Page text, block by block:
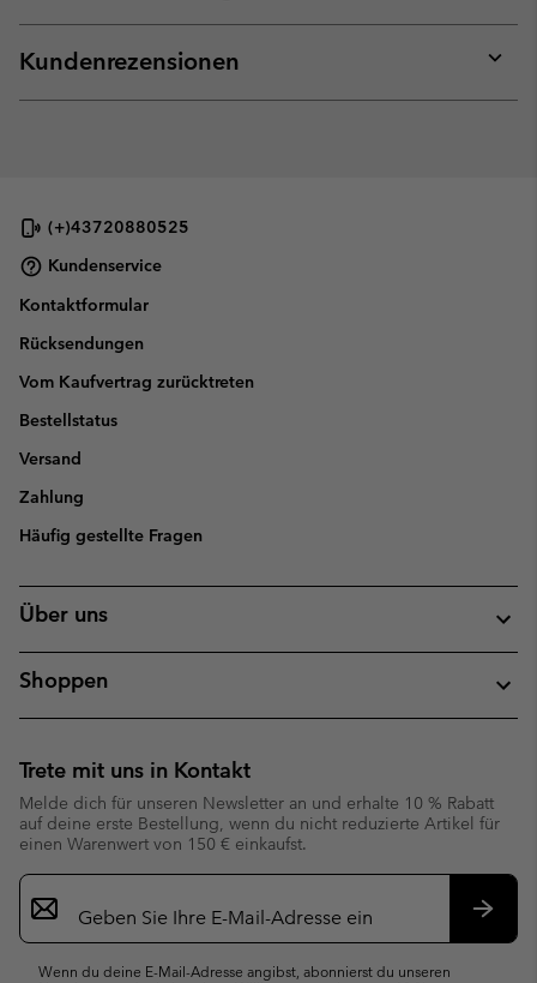
or
Kundenrezensionen
or
(+)43720880525
Kundenservice
Kontaktformular
Rücksendungen
Vom Kaufvertrag zurücktreten
Bestellstatus
Versand
Zahlung
Häufig gestellte Fragen
Über uns
Shoppen
Trete mit uns in Kontakt
Melde dich für unseren Newsletter an und erhalte 10 % Rabatt
auf deine erste Bestellung, wenn du nicht reduzierte Artikel für
einen Warenwert von 150 € einkaufst.
Newsletter-
Anmeldung
Wenn du deine E-Mail-Adresse angibst, abonnierst du unseren